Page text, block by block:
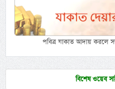
পবিত্র যাকাত আদায় করলে
বিশেষ ওয়েব